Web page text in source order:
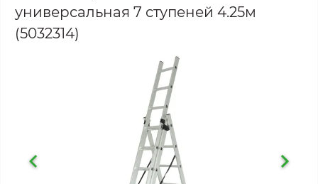
универсальная 7 ступеней 4.25м
(5032314)